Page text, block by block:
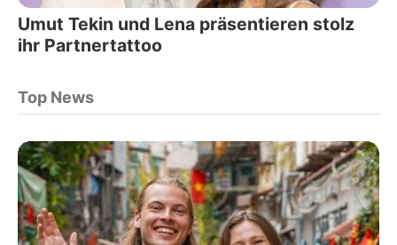
Umut Tekin und Lena präsentieren stolz
ihr Partnertattoo
Top News